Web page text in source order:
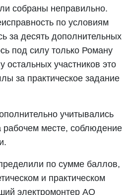
собраны неправильно.
по условиям
за десять дополнительных
под силу только Роману
остальных участников это
за практическое задание
учитывались
рабочем месте, соблюдение
по сумме баллов,
и практическом
электромонтер АО